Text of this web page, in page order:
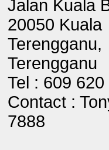
Jalan Kuala
20050 Kuala
Terengganu,
Terengganu
Tel : 609 620
Contact :
7888